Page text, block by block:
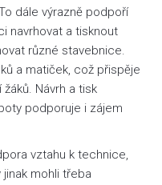
dále výrazně podpoří
navrhovat a tisknout
různé stavebnice.
a matiček, což přispěje
Návrh a tisk
podporuje i zájem
vztahu k technice,
jinak mohli třeba